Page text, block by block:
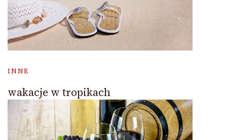
INNE
wakacje w tropikach